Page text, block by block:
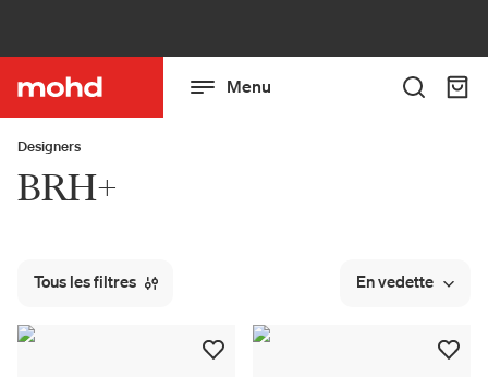
Menu
Designers
BRH+
Tous les filtres En vedette